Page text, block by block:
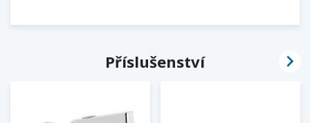
Příslušenství 